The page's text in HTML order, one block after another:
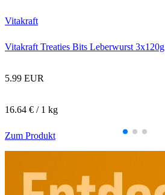
Vitakraft
Vitakraft Treaties Bits Leberwurst 3x120g
5.99 EUR
16.64 € / 1 kg
Zum Produkt